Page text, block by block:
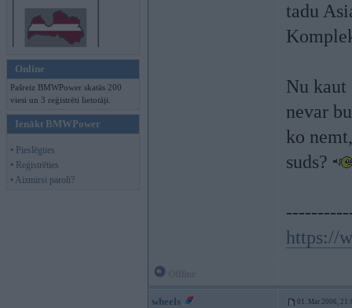
Online
Pašreiz BMWPower skatās 200
viesi un 3 reģistrēti lietotāji.
Ienākt BMWPower
• Pieslēgties
• Reģistrēties
• Aizmirsi paroli?
tadu
Nu kaut
nevar
ko
suds?
https://
wheels 01. Mar 2006,